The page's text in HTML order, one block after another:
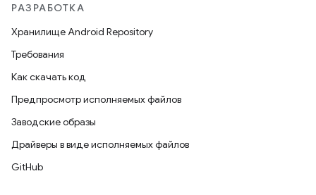
РАЗРАБОТКА
Хранилище Android Repository
Требования
Как скачать код
Предпросмотр исполняемых файлов
Заводские образы
Драйверы в виде исполняемых файлов
GitHub